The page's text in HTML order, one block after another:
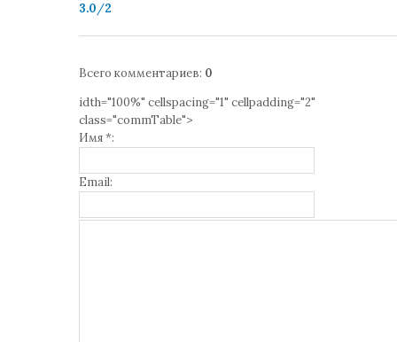
3.0/2
Всего комментариев: 0
idth="100%" cellspacing="1" cellpadding="2"
class="commTable">
Имя *:
Email: